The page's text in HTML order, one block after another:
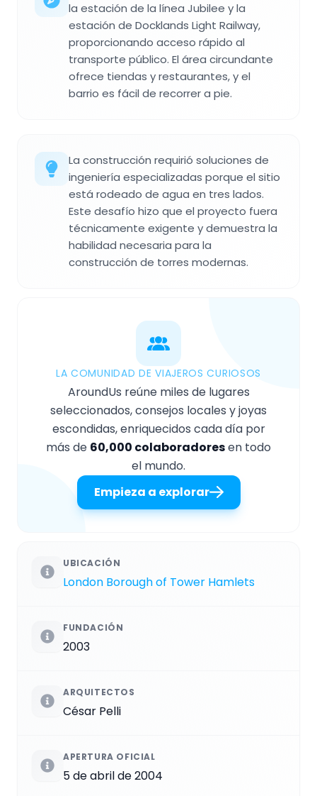
la estación de la línea Jubilee y la
estación de Docklands Light Railway,
proporcionando acceso rápido al
transporte público. El área circundante
ofrece tiendas y restaurantes, y el
barrio es fácil de recorrer a pie.
La construcción requirió soluciones de
ingeniería especializadas porque el sitio
está rodeado de agua en tres lados.
Este desafío hizo que el proyecto fuera
técnicamente exigente y demuestra la
habilidad necesaria para la
construcción de torres modernas.
LA COMUNIDAD DE VIAJEROS CURIOSOS
AroundUs reúne miles de lugares
seleccionados, consejos locales y joyas
escondidas, enriquecidos cada día por
más de 60,000 colaboradoresen todo
el mundo.
Empieza a explorar
UBICACIÓN
London Borough of Tower Hamlets
FUNDACIÓN
2003
ARQUITECTOS
César Pelli
APERTURA OFICIAL
5 de abril de 2004